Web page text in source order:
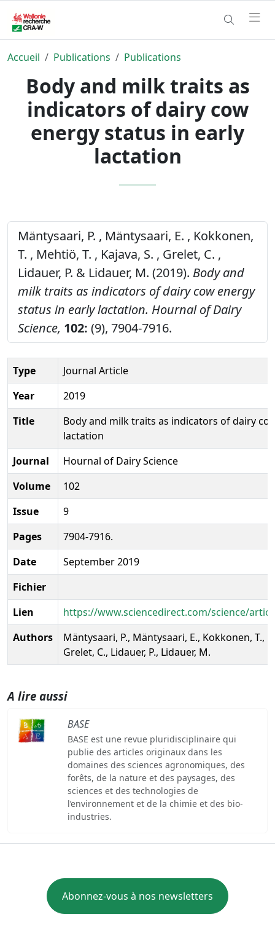
Accueil Publications Publications
Body and milk traits as
indicators of dairy cow
energy status in early
lactation
Mäntysaari, P. , Mäntysaari, E. , Kokkonen,
T. , Mehtiö, T. , Kajava, S. , Grelet, C. ,
Lidauer, P. & Lidauer, M. (2019). Body and
milk traits as indicators of dairy cow energy
status in early lactation. Hournal of Dairy
Science, 102: (9), 7904-7916.
Type
Journal Article
Year
2019
Title
Body and milk traits as indicators of dairy
lactation
Journal
Hournal of Dairy Science
Volume
102
Issue
9
Pages
7904-7916.
Date
September 2019
Fichier
Lien
https://www.sciencedirect.com/science/
Authors
Mäntysaari, P., Mäntysaari, E., Kokkonen, T.,
Grelet, C., Lidauer, P., Lidauer, M.
A lire aussi
BASE
BASE est une revue pluridisciplinaire qui
publie des articles originaux dans les
domaines des sciences agronomiques, des
forêts, de la nature et des paysages, des
sciences et des technologies de
l’environnement et de la chimie et des bio-
industries.
Abonnez-vous à nos newsletters